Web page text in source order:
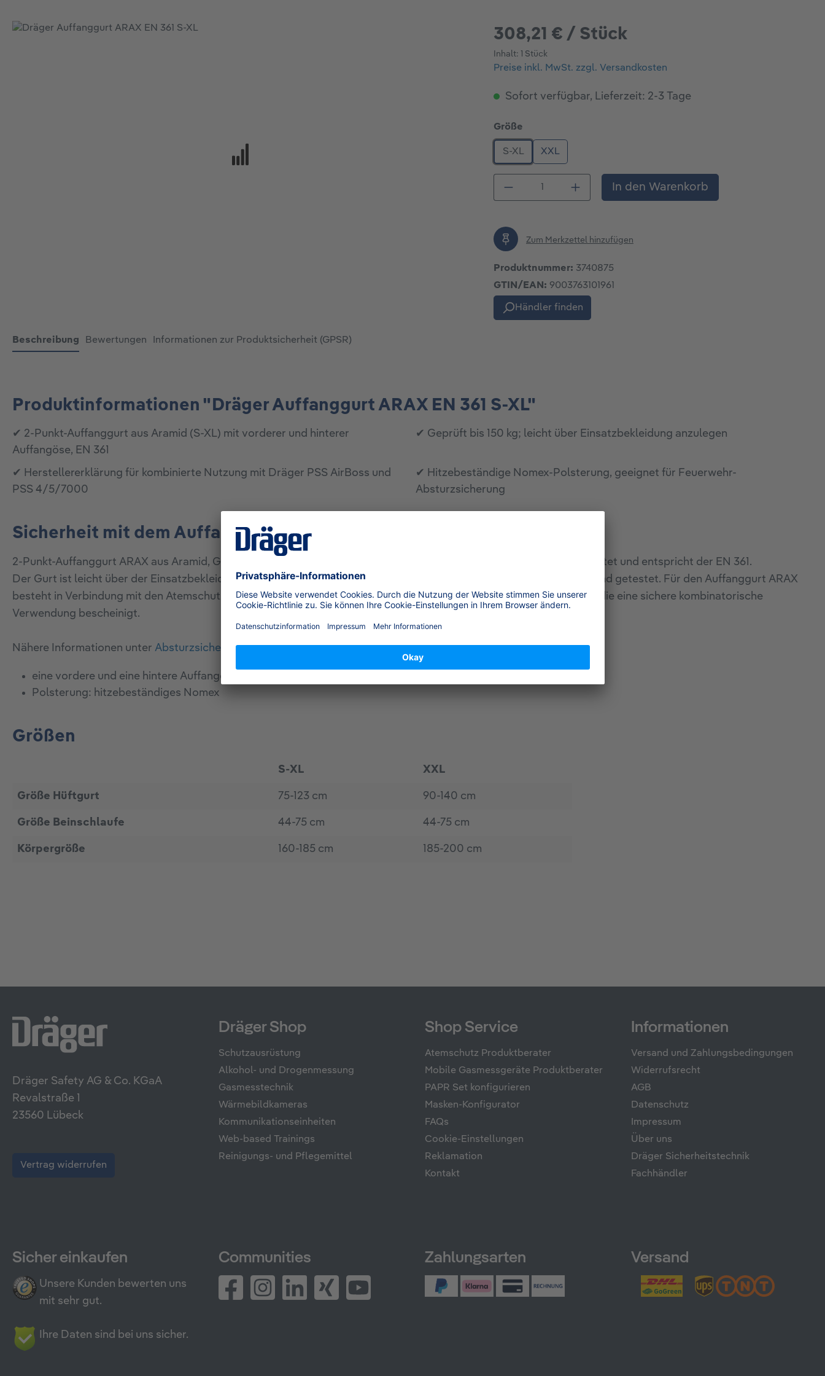
Bildergalerie überspringen 308,21 € / Stück
Inhalt: 1 Stück
Preise inkl. MwSt. zzgl. Versandkosten
Sofort verfügbar, Lieferzeit: 2-3 Tage
Größe
S-XL XXL
Produkt Anzahl: Gib den gewünschten Wert
In den Warenkorb
Zum Merkzettel hinzufügen
Produktnummer: 3740875
GTIN/EAN: 9003763101961
Händler finden
Beschreibung Bewertungen Informationen zur Produktsicherheit (GPSR)
Produktinformationen "Dräger Auffanggurt ARAX EN 361 S-XL"
✔ 2-Punkt-Auffanggurt aus Aramid (S-XL) mit vorderer und hinterer
Auffangöse, EN 361
✔ Geprüft bis 150 kg; leicht über Einsatzbekleidung anzulegen
✔ Herstellererklärung für kombinierte Nutzung mit Dräger PSS AirBoss und
PSS 4/5/7000
✔ Hitzebeständige Nomex-Polsterung, geeignet für Feuerwehr-
Absturzsicherung
Sicherheit mit dem Auffanggurt ARAX EN 361 S-XL
2-Punkt-Auffanggurt ARAX aus Aramid, Größe S-XL. Er ist mit einer vorderen und einer hinteren Auffangöse ausgestattet und entspricht der EN 361.
Der Gurt ist leicht über der Einsatzbekleidung anzulegen und wurde bis zu einem Körpergewicht von 150 kg geprüft und getestet. Für den Auffanggurt ARAX
besteht in Verbindung mit den Atemschutzgeräten Dräger PSS AirBoss und PSS 4/5/7000 eine Herstellererklärung, die eine sichere kombinatorische
Verwendung bescheinigt.
Nähere Informationen unter Absturzsicherung durch Auffangen für die Feuerwehr
eine vordere und eine hintere Auffangöse
Polsterung: hitzebeständiges Nomex
Größen
S-XL XXL
Größe Hüftgurt 75-123 cm 90-140 cm
Größe Beinschlaufe 44-75 cm 44-75 cm
Körpergröße 160-185 cm 185-200 cm
Dräger Safety AG & Co. KGaA
Revalstraße 1
23560 Lübeck
Vertrag widerrufen
Dräger Shop
Schutzausrüstung
Alkohol- und Drogenmessung
Gasmesstechnik
Wärmebildkameras
Kommunikationseinheiten
Web-based Trainings
Reinigungs- und Pflegemittel
Shop Service
Atemschutz Produktberater
Mobile Gasmessgeräte Produktberater
PAPR Set konfigurieren
Masken-Konfigurator
FAQs
Cookie-Einstellungen
Reklamation
Kontakt
Informationen
Versand und Zahlungsbedingungen
Widerrufsrecht
AGB
Datenschutz
Impressum
Über uns
Dräger Sicherheitstechnik
Fachhändler
Sicher einkaufen
Unsere Kunden bewerten uns
mit sehr gut.
Ihre Daten sind bei uns sicher.
Communities Zahlungsarten Versand